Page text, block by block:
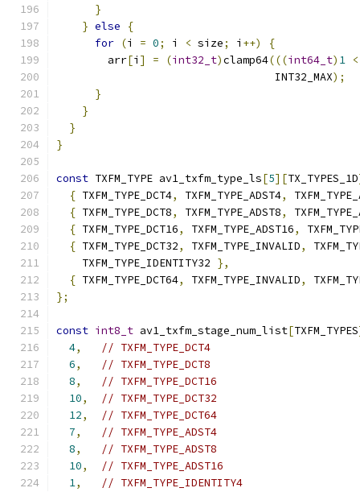
}
} else
{
for (i = 0; i < size; i ++)
{
        arr
[i ] = (int32_t)clamp64(((int64_t) 1
                                  INT32_MAX
);
}
}
}
}
const TXFM_TYPE av1_txfm_type_ls[5][TX_TYPES_1D
{ TXFM_TYPE_DCT4, TXFM_TYPE_ADST4,
{ TXFM_TYPE_DCT8, TXFM_TYPE_ADST8,
{ TXFM_TYPE_DCT16, TXFM_TYPE_ADST16,
{ TXFM_TYPE_DCT32, TXFM_TYPE_INVALID,
    TXFM_TYPE_IDENTITY32
},
{ TXFM_TYPE_DCT64, TXFM_TYPE_INVALID,
};
const int8_t av1_txfm_stage_num_list[TXFM_TYPES
4,
// TXFM_TYPE_DCT4
6,
// TXFM_TYPE_DCT8
8,
// TXFM_TYPE_DCT16
10,
// TXFM_TYPE_DCT32
12,
// TXFM_TYPE_DCT64
7,
// TXFM_TYPE_ADST4
8,
// TXFM_TYPE_ADST8
10,
// TXFM_TYPE_ADST16
1,
// TXFM_TYPE_IDENTITY4